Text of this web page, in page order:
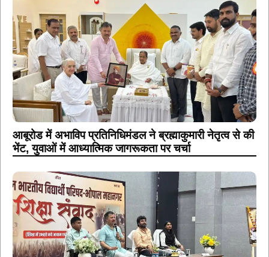
आबूरोड में अभाविप प्रतिनिधिमंडल ने ब्रह्माकुमारी नेतृत्व से की
भेंट, युवाओं में आध्यात्मिक जागरूकता पर चर्चा